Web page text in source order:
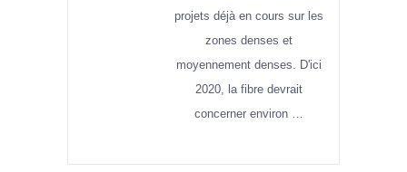
projets déjà en cours sur les
zones denses et
moyennement denses. D'ici
2020, la fibre devrait
concerner environ …